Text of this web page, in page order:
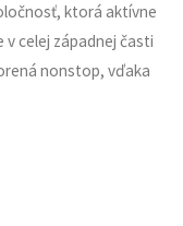
ktorá aktívne
celej západnej časti
nonstop, vďaka